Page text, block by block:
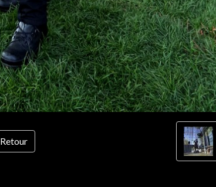
Retour